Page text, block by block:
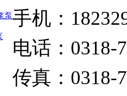
泵手机：
电话：0318-
传真：0318-